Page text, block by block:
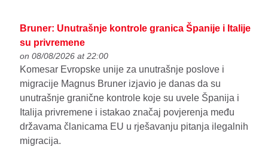
Bruner: Unutrašnje kontrole granica Španije i Italije
su privremene
on 08/08/2026 at 22:00
Komesar Evropske unije za unutrašnje poslove i
migracije Magnus Bruner izjavio je danas da su
unutrašnje granične kontrole koje su uvele Španija i
Italija privremene i istakao značaj povjerenja među
državama članicama EU u rješavanju pitanja ilegalnih
migracija.